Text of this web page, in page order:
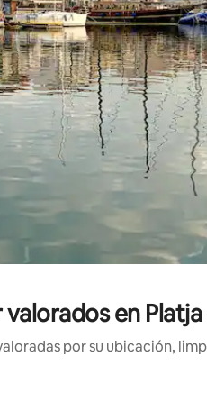
en Platja
por su ubicación,